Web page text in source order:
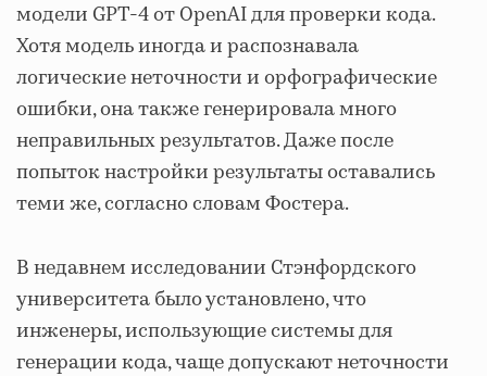
модели GPT-4 от OpenAI для проверки кода.
Хотя модель иногда и распознавала
логические неточности и орфографические
ошибки, она также генерировала много
неправильных результатов. Даже после
попыток настройки результаты оставались
теми же, согласно словам Фостера.
В недавнем исследовании Стэнфордского
университета было установлено, что
инженеры, использующие системы для
генерации кода, чаще допускают неточности